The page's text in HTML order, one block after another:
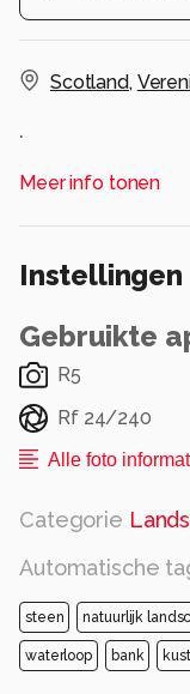
Scotland,
.
Alle rechten
Meer info tonen
Instellingen
Gebruikte
R5
Rf 24/240
Alle foto
Categorie
Automatische
steen natuurlijk
waterloop bank kust